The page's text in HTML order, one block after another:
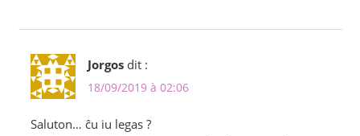
Jorgos dit :
18/09/2019 à 02:06
Saluton… ĉu iu legas ?